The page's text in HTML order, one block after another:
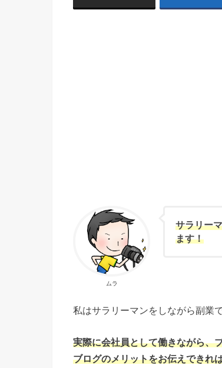
ムラ
サラリー
ます！
私はサラリーマンをしながら副業
実際に会社員として働きながら、
ブログのメリットをお伝えできれ